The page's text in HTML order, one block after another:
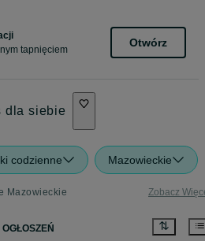
tapnięciem
Otwórz
dla siebie
codzienne Mazowieckie
Mazowieckie Zobacz